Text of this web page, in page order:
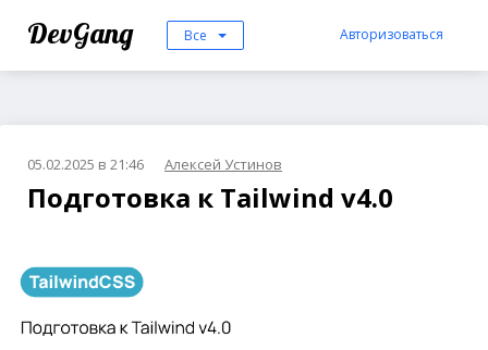
DevGang Все Авторизоваться
05.02.2025 в 21:46 Алексей Устинов
Подготовка к Tailwind v4.0